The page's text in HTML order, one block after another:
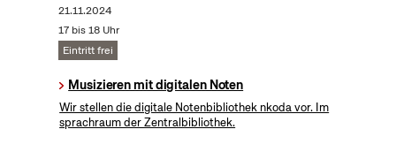
21.11.2024
17 bis 18 Uhr
Eintritt frei
Musizieren mit digitalen Noten
Wir stellen die digitale Notenbibliothek nkoda vor. Im
sprachraum der Zentralbibliothek.